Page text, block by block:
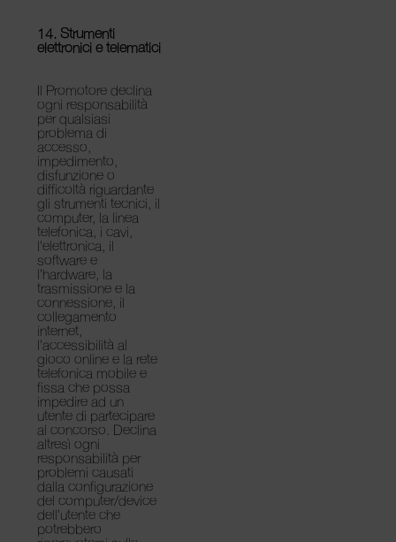
14. Strumenti
elettronici e telematici
Il Promotore declina
ogni responsabilità
per qualsiasi
problema di
accesso,
impedimento,
disfunzione o
difficoltà riguardante
gli strumenti tecnici, il
computer, la linea
telefonica, i cavi,
l’elettronica, il
software e
l’hardware, la
trasmissione e la
connessione, il
collegamento
internet,
l’accessibilità al
gioco online e la rete
telefonica mobile e
fissa che possa
impedire ad un
utente di partecipare
al concorso. Declina
altresì ogni
responsabilità per
problemi causati
dalla configurazione
del computer/device
dell’utente che
potrebbero